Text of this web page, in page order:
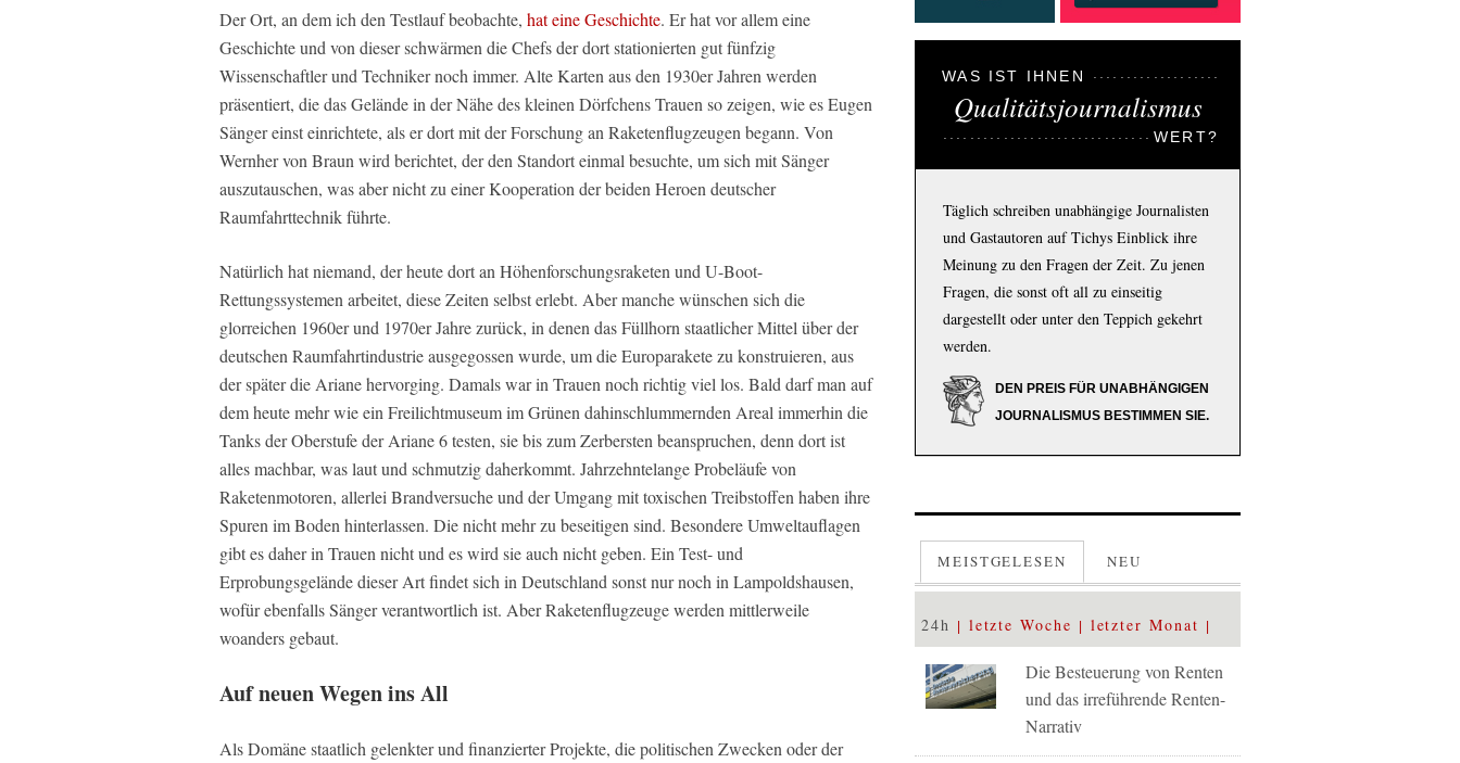
Der Ort, an dem ich den Testlauf beobachte, hat eine Geschichte. Er hat vor allem eine
Geschichte und von dieser schwärmen die Chefs der dort stationierten gut fünfzig
Wissenschaftler und Techniker noch immer. Alte Karten aus den 1930er Jahren werden
präsentiert, die das Gelände in der Nähe des kleinen Dörfchens Trauen so zeigen, wie es Eugen
Sänger einst einrichtete, als er dort mit der Forschung an Raketenflugzeugen begann. Von
Wernher von Braun wird berichtet, der den Standort einmal besuchte, um sich mit Sänger
auszutauschen, was aber nicht zu einer Kooperation der beiden Heroen deutscher
Raumfahrttechnik führte.
Natürlich hat niemand, der heute dort an Höhenforschungsraketen und U-Boot-
Rettungssystemen arbeitet, diese Zeiten selbst erlebt. Aber manche wünschen sich die
glorreichen 1960er und 1970er Jahre zurück, in denen das Füllhorn staatlicher Mittel über der
deutschen Raumfahrtindustrie ausgegossen wurde, um die Europarakete zu konstruieren, aus
der später die Ariane hervorging. Damals war in Trauen noch richtig viel los. Bald darf man auf
dem heute mehr wie ein Freilichtmuseum im Grünen dahinschlummernden Areal immerhin die
Tanks der Oberstufe der Ariane 6 testen, sie bis zum Zerbersten beanspruchen, denn dort ist
alles machbar, was laut und schmutzig daherkommt. Jahrzehntelange Probeläufe von
Raketenmotoren, allerlei Brandversuche und der Umgang mit toxischen Treibstoffen haben ihre
Spuren im Boden hinterlassen. Die nicht mehr zu beseitigen sind. Besondere Umweltauflagen
gibt es daher in Trauen nicht und es wird sie auch nicht geben. Ein Test- und
Erprobungsgelände dieser Art findet sich in Deutschland sonst nur noch in Lampoldshausen,
wofür ebenfalls Sänger verantwortlich ist. Aber Raketenflugzeuge werden mittlerweile
woanders gebaut.
Auf neuen Wegen ins All
Als Domäne staatlich gelenkter und finanzierter Projekte, die politischen Zwecken oder der
WAS IST IHNEN
Qualitätsjournalismus
WERT?
Täglich schreiben unabhängige Journalisten
und Gastautoren auf Tichys Einblick ihre
Meinung zu den Fragen der Zeit. Zu jenen
Fragen, die sonst oft all zu einseitig
dargestellt oder unter den Teppich gekehrt
werden.
DEN PREIS FÜR UNABHÄNGIGEN
JOURNALISMUS BESTIMMEN SIE.
MEISTGELESEN NEU
24h letzte Woche letzter Monat
Die Besteuerung von Renten
und das irreführende Renten-
Narrativ